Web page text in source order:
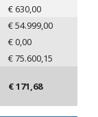
€ 630,00
€54.999,00
€0,00
€75.600,15
€171,68